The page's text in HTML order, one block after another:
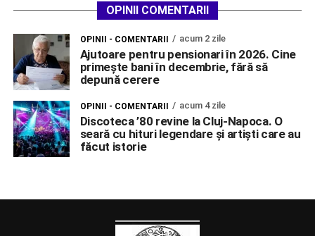
OPINII COMENTARII
OPINII - COMENTARII acum 2 zile
Ajutoare pentru pensionari în 2026. Cine
primește bani în decembrie, fără să
depună cerere
OPINII - COMENTARII acum 4 zile
Discoteca ’80 revine la Cluj-Napoca. O
seară cu hituri legendare și artiști care au
făcut istorie